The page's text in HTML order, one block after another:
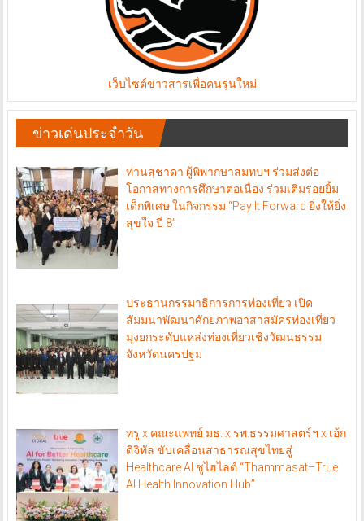
เว็บไซต์ข่าวสารเพื่อคนรุ่นใหม่
ข่าวเด่นประจำวัน
ท่านสุชาดา ผู้พิพากษาสมทบฯ ร่วมส่งต่อ
โอกาสทางการศึกษาต่อเนื่อง ร่วมเติมรอยยิ้ม
เด็กพิเศษ ในกิจกรรม “Pay It Forward ยิ่งให้ยิ่ง
สุขใจ ปี 8”
ประธานกรรมาธิการการท่องเที่ยว เปิด
สัมมนาพัฒนาศักยภาพอาสาสมัครท่องเที่ยว
มุ่งยกระดับแหล่งท่องเที่ยวเชิงวัฒนธรรม
จังหวัดนครปฐม
ทรู x คณะแพทย์ มธ. x รพ.ธรรมศาสตร์ฯ x เอ้ก
ดิจิทัล ขับเคลื่อนสาธารณสุขไทยสู่
Healthcare AI ชูไฮไลต์ “Thammasat–True
AI Health Innovation Hub”